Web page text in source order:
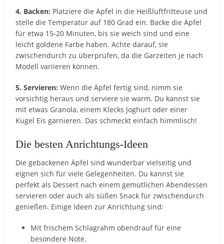
4. Backen: Platziere die Äpfel in die Heißluftfritteuse und
stelle die Temperatur auf 180 Grad ein. Backe die Äpfel
für etwa 15-20 Minuten, bis sie weich sind und eine
leicht goldene Farbe haben. Achte darauf, sie
zwischendurch zu überprüfen, da die Garzeiten je nach
Modell variieren können.
5. Servieren: Wenn die Äpfel fertig sind, nimm sie
vorsichtig heraus und serviere sie warm. Du kannst sie
mit etwas Granola, einem Klecks Joghurt oder einer
Kugel Eis garnieren. Das schmeckt einfach himmlisch!
Die besten Anrichtungs-Ideen
Die gebackenen Äpfel sind wunderbar vielseitig und
eignen sich für viele Gelegenheiten. Du kannst sie
perfekt als Dessert nach einem gemütlichen Abendessen
servieren oder auch als süßen Snack für zwischendurch
genießen. Einige Ideen zur Anrichtung sind:
Mit frischem Schlagrahm obendrauf für eine
besondere Note.